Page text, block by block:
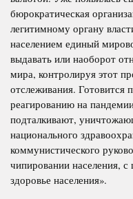
бюрократическая
легитимному органу
населением единый
выдавать или наоборот
мира, контролируя этот
отслеживания.
реагированию на
подталкивают,
национального
коммунистического
чипировании населения,
здоровье населения».